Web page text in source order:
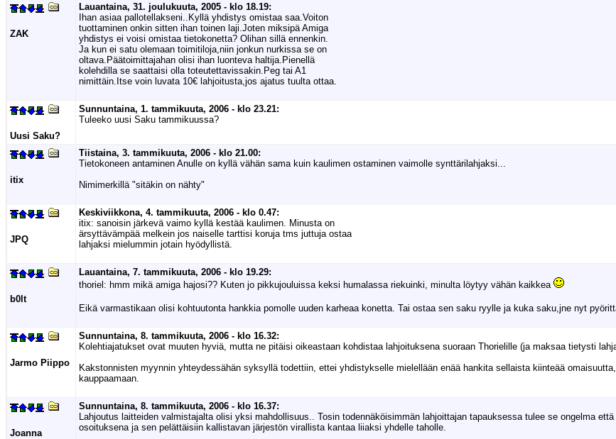
ZAK
Lauantaina, 31. joulukuuta, 2005 - klo 18.19:
Ihan asiaa pallotellakseni..Kyllä yhdistys omistaa saa.Voiton
tuottaminen onkin sitten ihan toinen laji.Joten miksipä Amiga
yhdistys ei voisi omistaa tietokonetta? Olihan sillä ennenkin.
Ja kun ei satu olemaan toimitiloja,niin jonkun nurkissa se on
oltava.Päätoimittajahan olisi ihan luonteva haltija.Pienellä
kolehdilla se saattaisi olla toteutettavissakin.Peg tai A1
nimittäin.Itse voin luvata 10€ lahjoitusta,jos ajatus tuulta ottaa.
Uusi Saku?
Sunnuntaina, 1. tammikuuta, 2006 - klo 23.21:
Tuleeko uusi Saku tammikuussa?
itix
Tiistaina, 3. tammikuuta, 2006 - klo 21.00:
Tietokoneen antaminen Anulle on kyllä vähän sama kuin kaulimen ostaminen vaimolle synttärilahjaksi...
Nimimerkillä "sitäkin on nähty"
JPQ
Keskiviikkona, 4. tammikuuta, 2006 - klo 0.47:
itix: sanoisin järkevä vaimo kyllä kestää kaulimen. Minusta on
ärsyttävämpää melkein jos naiselle tarttisi koruja tms juttuja ostaa
lahjaksi mielummin jotain hyödyllistä.
b0lt
Lauantaina, 7. tammikuuta, 2006 - klo 19.29:
thoriel: hmm mikä amiga hajosi?? Kuten jo pikkujouluissa keksi humalassa riekuinki, minulta löytyy vähän kaikkea
Eikä varmastikaan olisi kohtuutonta hankkia pomolle uuden karheaa konetta. Tai ostaa sen saku ryylle ja kuka saku,jne nyt
Jarmo Piippo
Sunnuntaina, 8. tammikuuta, 2006 - klo 16.32:
Kolehtiajatukset ovat muuten hyviä, mutta ne pitäisi oikeastaan kohdistaa lahjoituksena suoraan Thorielille (ja maksaa tietysti
Kakstonnisten myynnin yhteydessähän syksyllä todettiin, ettei yhdistykselle mielellään enää hankita sellaista kiinteää
kauppaamaan.
Joanna
Sunnuntaina, 8. tammikuuta, 2006 - klo 16.37:
Lahjoutus laitteiden valmistajalta olisi yksi mahdollisuus.. Tosin todennäköisimmän lahjoittajan tapauksessa tulee se ongelma
osoituksena ja sen pelättäisiin kallistavan järjestön virallista kantaa liiaksi yhdelle taholle.